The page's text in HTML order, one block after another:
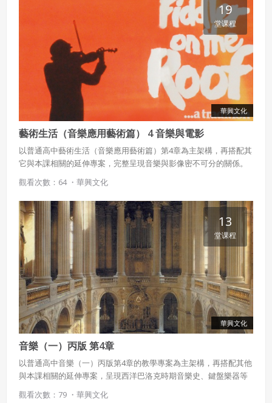
華興文化
19
堂课程
藝術生活（音樂應用藝術篇） 4 音樂與電影
以普通高中藝術生活（音樂應用藝術篇）第4章為主架構，再搭配其
它與本課相關的延伸專案，完整呈現音樂與影像密不可分的關係。
觀看次數：64 ・ 華興文化
華興文化
13
堂课程
音樂（一）丙版 第4章
以普通高中音樂（一）丙版第4章的教學專案為主架構，再搭配其他
與本課相關的延伸專案，呈現西洋巴洛克時期音樂史、鍵盤樂器等
豐富內容。
觀看次數：79 ・ 華興文化